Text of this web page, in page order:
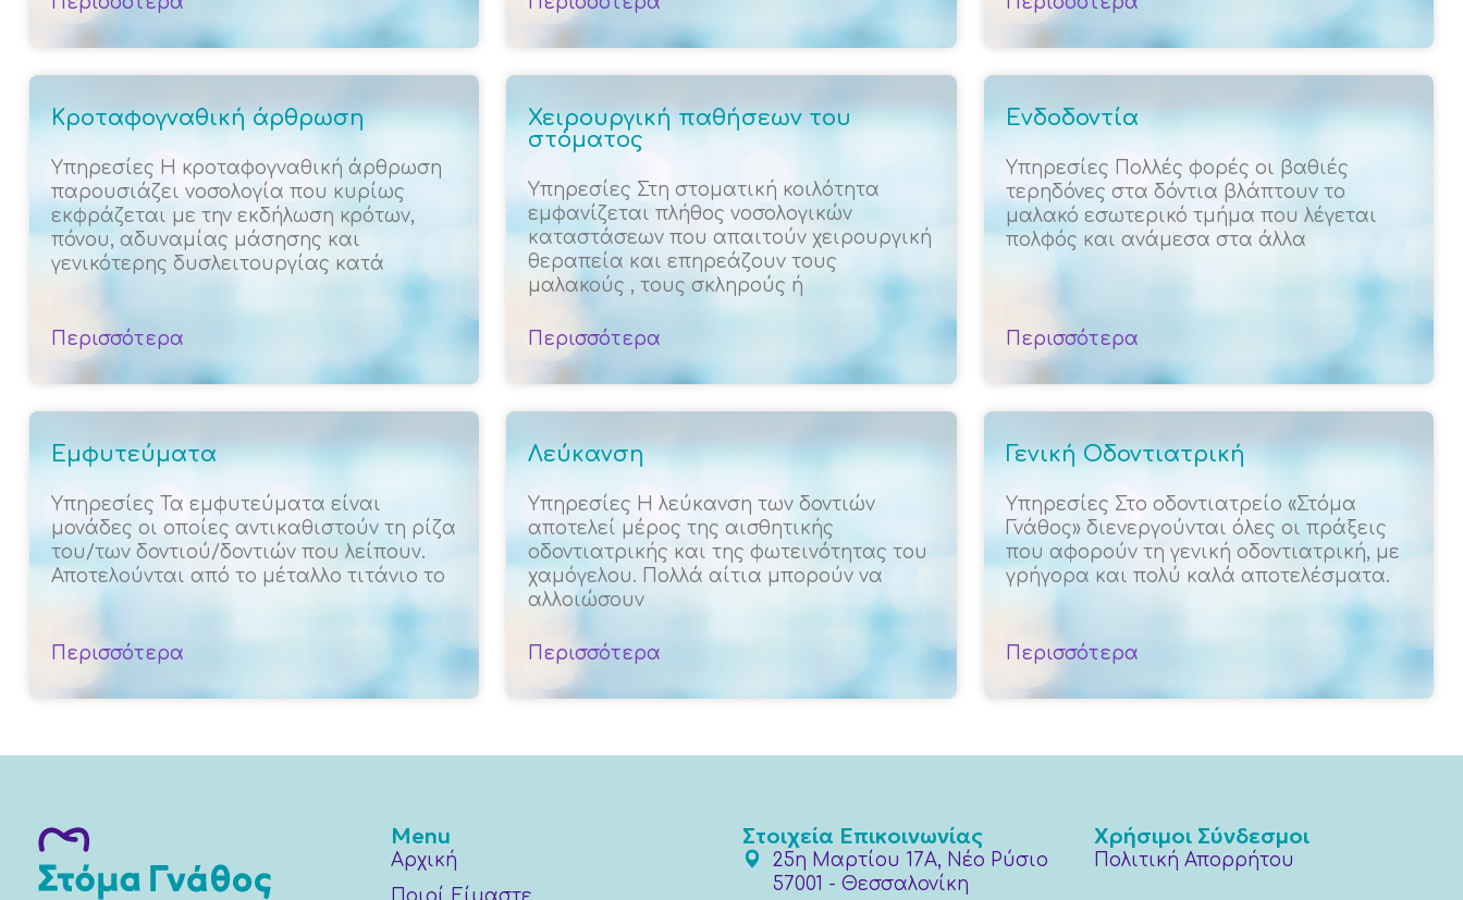
Κροταφογναθική άρθρωση
Υπηρεσίες Η κροταφογναθική άρθρωση
παρουσιάζει νοσολογία που κυρίως
εκφράζεται με την εκδήλωση κρότων,
πόνου, αδυναμίας μάσησης και
γενικότερης δυσλειτουργίας κατά
Περισσότερα
Χειρουργική παθήσεων του
στόματος
Υπηρεσίες Στη στοματική κοιλότητα
εμφανίζεται πλήθος νοσολογικών
καταστάσεων που απαιτούν χειρουργική
θεραπεία και επηρεάζουν τους
μαλακούς , τους σκληρούς ή
Περισσότερα
Ενδοδοντία
Υπηρεσίες Πολλές φορές οι βαθιές
τερηδόνες στα δόντια βλάπτουν το
μαλακό εσωτερικό τμήμα που λέγεται
πολφός και ανάμεσα στα άλλα
Περισσότερα
Εμφυτεύματα
Υπηρεσίες Τα εμφυτεύματα είναι
μονάδες οι οποίες αντικαθιστούν τη ρίζα
του/των δοντιού/δοντιών που λείπουν.
Αποτελούνται από το μέταλλο τιτάνιο το
Περισσότερα
Λεύκανση
Υπηρεσίες Η λεύκανση των δοντιών
αποτελεί μέρος της αισθητικής
οδοντιατρικής και της φωτεινότητας του
χαμόγελου. Πολλά αίτια μπορούν να
αλλοιώσουν
Περισσότερα
Γενική Οδοντιατρική
Υπηρεσίες Στο οδοντιατρείο «Στόμα
Γνάθος» διενεργούνται όλες οι πράξεις
που αφορούν τη γενική οδοντιατρική, με
γρήγορα και πολύ καλά αποτελέσματα.
Περισσότερα
Menu
Αρχική
Ποιοί Είμαστε
Στοιχεία Επικοινωνίας
25η Μαρτίου 17Α, Νέο Ρύσιο
57001 - Θεσσαλονίκη
Χρήσιμοι Σύνδεσμοι
Πολιτική Απορρήτου